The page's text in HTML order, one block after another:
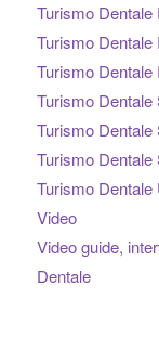
Turismo Dentale
Turismo
Turismo Dentale
Turismo Dentale
Turismo Dentale
Turismo Dentale
Turismo Dentale
Video
Video guide,
Dentale